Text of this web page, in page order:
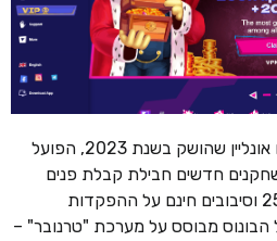
RoySpins Casino הוא קזינו אונליין שהושק בשנת 2023, הפועל
חדשים חבילת קבלת פנים
נדיבה הכוללת בונוס עד 250% וסיבובים חינם על ההפקדות
הבונוס מבוסס על מערכת "טרנובר" –